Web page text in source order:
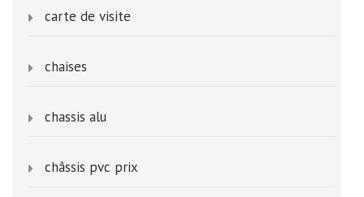
carte de visite
chaises
chassis alu
châssis pvc prix